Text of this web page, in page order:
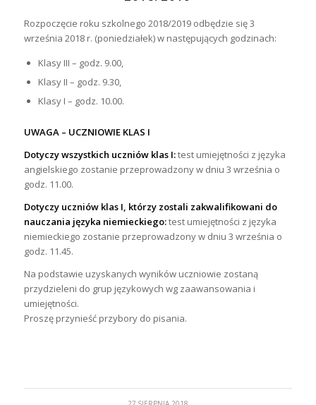
Rozpoczęcie roku szkolnego 2018/2019 odbędzie się 3
września 2018 r. (poniedziałek) w następujących godzinach:
Klasy III – godz. 9.00,
Klasy II – godz. 9.30,
Klasy I – godz. 10.00.
UWAGA – UCZNIOWIE KLAS I
Dotyczy wszystkich uczniów klas I:test umiejętności z języka
angielskiego zostanie przeprowadzony w dniu 3 września o
godz. 11.00.
Dotyczy uczniów klas I, którzy zostali zakwalifikowani do
nauczania języka niemieckiego:test umiejętności z języka
niemieckiego zostanie przeprowadzony w dniu 3 września o
godz. 11.45.
Na podstawie uzyskanych wyników uczniowie zostaną
przydzieleni do grup językowych wg zaawansowania i
umiejętności.
Proszę przynieść przybory do pisania.